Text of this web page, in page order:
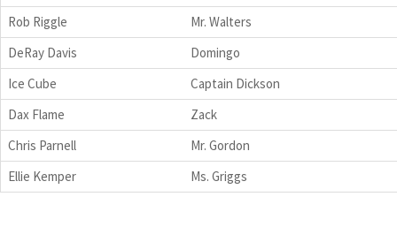
Rob Riggle
Mr. Walters
DeRay Davis
Domingo
Ice Cube
Captain Dickson
Dax Flame
Zack
Chris Parnell
Mr. Gordon
Ellie Kemper
Ms. Griggs